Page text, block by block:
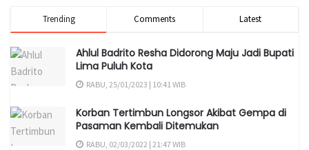
Trending Comments Latest
Ahlul Badrito Resha Didorong Maju Jadi Bupati
Lima Puluh Kota
RABU, 25/01/2023 | 10:41 WIB
Korban Tertimbun Longsor Akibat Gempa di
Pasaman Kembali Ditemukan
RABU, 02/03/2022 | 21:47 WIB